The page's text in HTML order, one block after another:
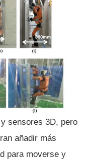
sensores 3D, pero
añadir más
para moverse y